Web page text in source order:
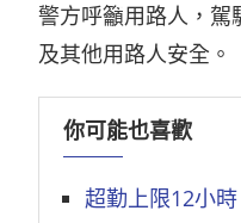
警方呼籲用路人，駕
及其他用路人安全。
你可能也喜歡
超勤上限12小